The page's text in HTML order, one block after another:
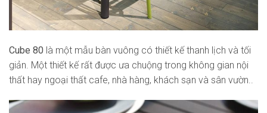
Cube 80 là một mẫu bàn vuông có thiết kế thanh lịch và tối
giản. Một thiết kế rất được ưa chuộng trong không gian nội
thất hay ngoại thất cafe, nhà hàng, khách sạn và sân vườn..